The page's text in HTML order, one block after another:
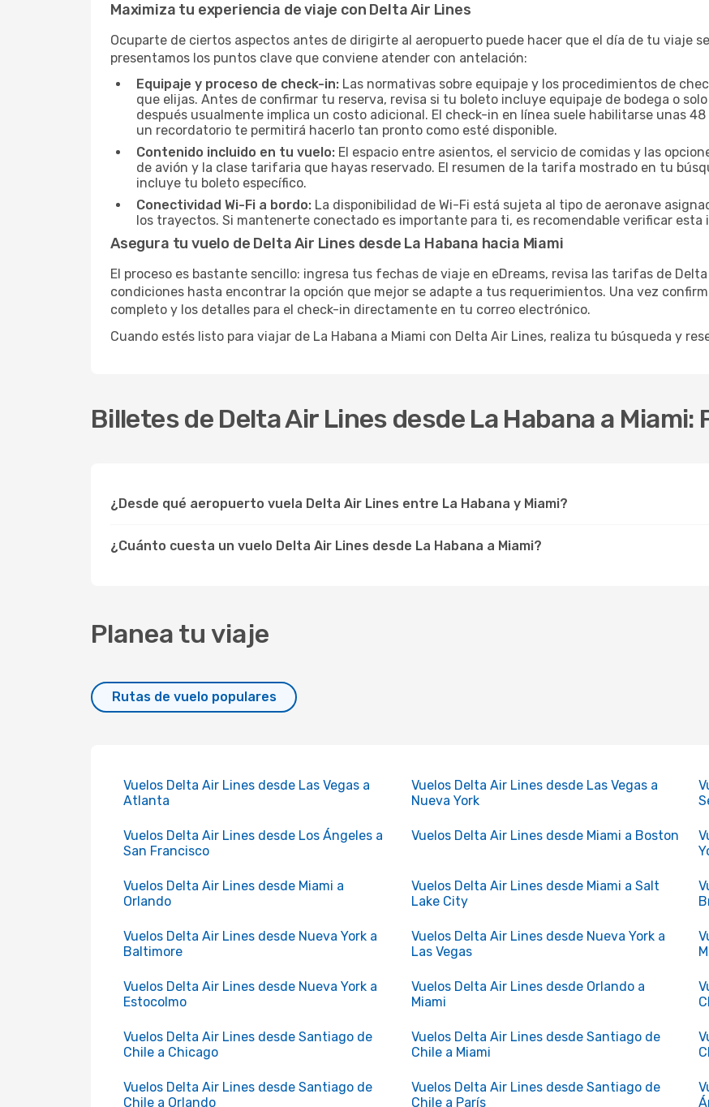
Maximiza tu experiencia de viaje con Delta Air Lines
Ocuparte de ciertos aspectos antes de dirigirte al aeropuerto puede hacer que el día de tu viaje
presentamos los puntos clave que conviene atender con antelación:
Equipaje y proceso de check-in: Las normativas sobre equipaje y los procedimientos de
que elijas. Antes de confirmar tu reserva, revisa si tu boleto incluye equipaje de bodega o
después usualmente implica un costo adicional. El check-in en línea suele habilitarse unas
un recordatorio te permitirá hacerlo tan pronto como esté disponible.
Contenido incluido en tu vuelo: El espacio entre asientos, el servicio de comidas y las
de avión y la clase tarifaria que hayas reservado. El resumen de la tarifa mostrado en tu
incluye tu boleto específico.
Conectividad Wi-Fi a bordo: La disponibilidad de Wi-Fi está sujeta al tipo de aeronave
los trayectos. Si mantenerte conectado es importante para ti, es recomendable verificar
Asegura tu vuelo de Delta Air Lines desde La Habana hacia Miami
El proceso es bastante sencillo: ingresa tus fechas de viaje en eDreams, revisa las tarifas de
condiciones hasta encontrar la opción que mejor se adapte a tus requerimientos. Una vez
completo y los detalles para el check-in directamente en tu correo electrónico.
Cuando estés listo para viajar de La Habana a Miami con Delta Air Lines, realiza tu búsqueda y
Billetes de Delta Air Lines desde La Habana a
¿Desde qué aeropuerto vuela Delta Air Lines entre La Habana y Miami?
¿Cuánto cuesta un vuelo Delta Air Lines desde La Habana a Miami?
Planea tu viaje
Rutas de vuelo populares
Vuelos Delta Air Lines desde Las Vegas a
Atlanta
Vuelos Delta Air Lines desde Las Vegas a
Nueva York
Vuelos Delta Air Lines desde Los Ángeles a
San Francisco
Vuelos Delta Air Lines desde Miami a Boston
Vuelos Delta Air Lines desde Miami a
Orlando
Vuelos Delta Air Lines desde Miami a Salt
Lake City
Vuelos Delta Air Lines desde Nueva York a
Baltimore
Vuelos Delta Air Lines desde Nueva York a
Las Vegas
Vuelos Delta Air Lines desde Nueva York a
Estocolmo
Vuelos Delta Air Lines desde Orlando a
Miami
Vuelos Delta Air Lines desde Santiago de
Chile a Chicago
Vuelos Delta Air Lines desde Santiago de
Chile a Miami
Vuelos Delta Air Lines desde Santiago de
Chile a Orlando
Vuelos Delta Air Lines desde Santiago de
Chile a París